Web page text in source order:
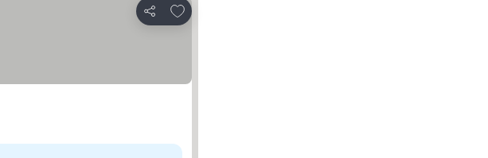
Compartir
Añadir a favoritos